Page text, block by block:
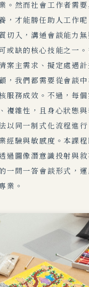
。然而社會工作者需
，才能勝任助人工作呢
切入，溝通會談能力
或缺的核心技能之一
案主需求、擬定處遇
，我們都需要從會談中
服務成效。不過，每
複雜性，且身心狀態
以同一制式化流程進
經驗與敏感度。本課
過圖像潛意識投射與
一問一答會談形式，
業。